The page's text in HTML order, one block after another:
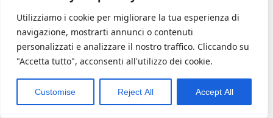
Utilizziamo i cookie per migliorare la tua esperienza di
navigazione, mostrarti annunci o contenuti
personalizzati e analizzare il nostro traffico. Cliccando su
"Accetta tutto", acconsenti all'utilizzo dei cookie.
Customise Reject All Accept All
Usura bancaria